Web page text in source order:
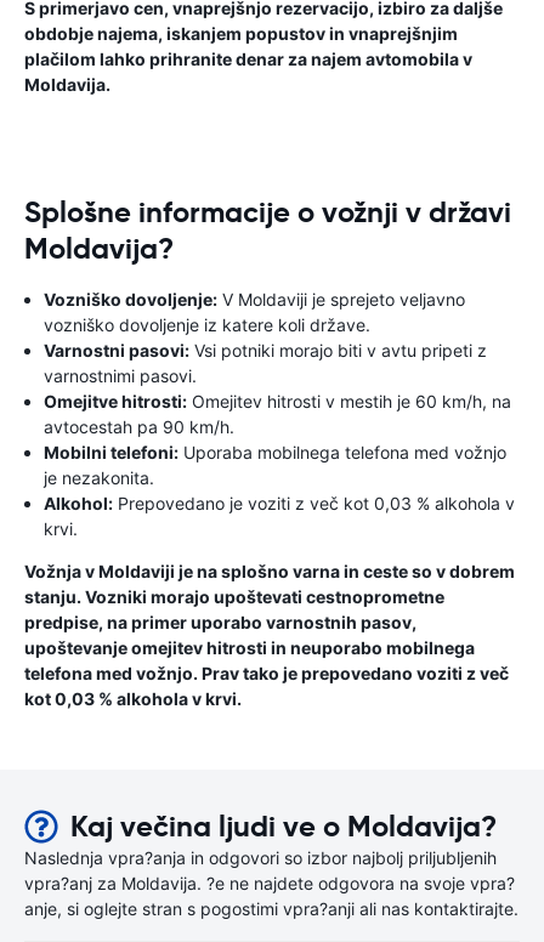
S primerjavo cen, vnaprejšnjo rezervacijo, izbiro za daljše
obdobje najema, iskanjem popustov in vnaprejšnjim
plačilom lahko prihranite denar za najem avtomobila v
Moldavija.
Splošne informacije o vožnji v državi
Moldavija?
Vozniško dovoljenje: V Moldaviji je sprejeto veljavno
vozniško dovoljenje iz katere koli države.
Varnostni pasovi: Vsi potniki morajo biti v avtu pripeti z
varnostnimi pasovi.
Omejitve hitrosti: Omejitev hitrosti v mestih je 60 km/h, na
avtocestah pa 90 km/h.
Mobilni telefoni: Uporaba mobilnega telefona med vožnjo
je nezakonita.
Alkohol: Prepovedano je voziti z več kot 0,03 % alkohola v
krvi.
Vožnja v Moldaviji je na splošno varna in ceste so v dobrem
stanju. Vozniki morajo upoštevati cestnoprometne
predpise, na primer uporabo varnostnih pasov,
upoštevanje omejitev hitrosti in neuporabo mobilnega
telefona med vožnjo. Prav tako je prepovedano voziti z več
kot 0,03 % alkohola v krvi.
Kaj večina ljudi ve o Moldavija?
Naslednja vpra?anja in odgovori so izbor najbolj priljubljenih
vpra?anj za Moldavija. ?e ne najdete odgovora na svoje vpra?
anje, si oglejte stran s pogostimi vpra?anji ali nas kontaktirajte.